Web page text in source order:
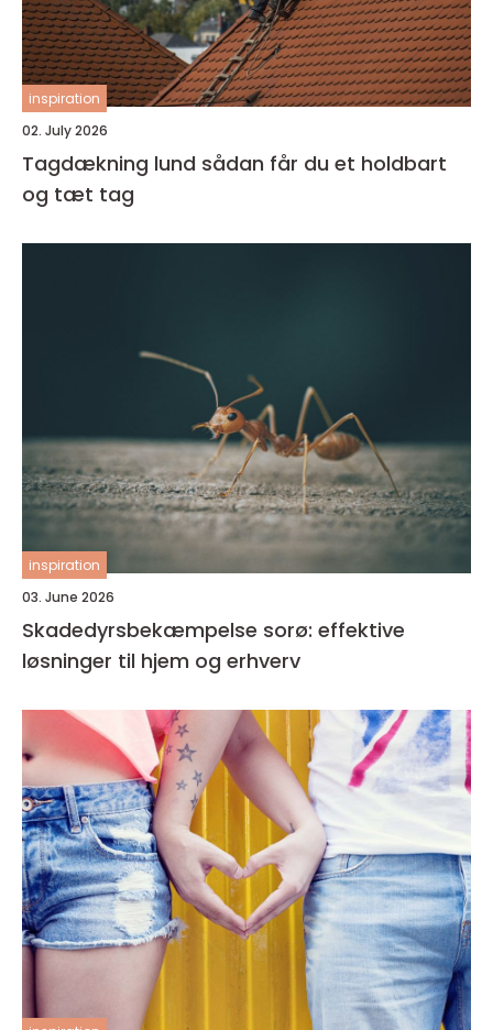
inspiration
02. July 2026
Tagdækning lund sådan får du et holdbart
og tæt tag
inspiration
03. June 2026
Skadedyrsbekæmpelse sorø: effektive
løsninger til hjem og erhverv